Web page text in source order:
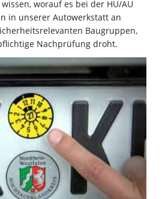
worauf es bei der HU/AU
in unserer Autowerkstatt an
Baugruppen,
Nachprüfung droht.